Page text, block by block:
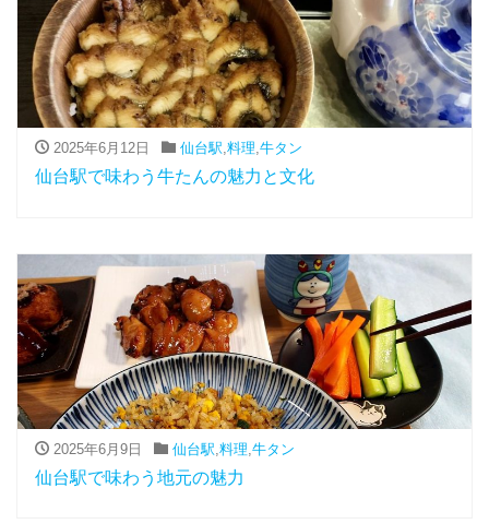
2025年6月12日 仙台駅,料理,牛タン
仙台駅で味わう牛たんの魅力と文化
2025年6月9日 仙台駅 料理 牛タン
仙台駅で味わう地元の魅力